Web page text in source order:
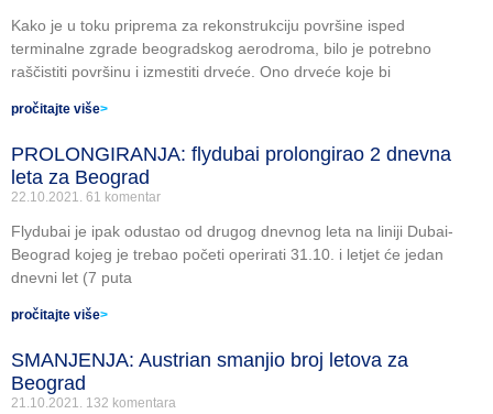
Kako je u toku priprema za rekonstrukciju površine isped
terminalne zgrade beogradskog aerodroma, bilo je potrebno
raščistiti površinu i izmestiti drveće. Ono drveće koje bi
pročitajte više>
PROLONGIRANJA: flydubai prolongirao 2 dnevna
leta za Beograd
22.10.2021. 61 komentar
Flydubai je ipak odustao od drugog dnevnog leta na liniji Dubai-
Beograd kojeg je trebao početi operirati 31.10. i letjet će jedan
dnevni let (7 puta
pročitajte više>
SMANJENJA: Austrian smanjio broj letova za
Beograd
21.10.2021. 132 komentara